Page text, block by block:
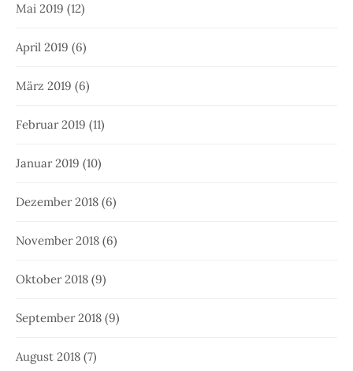
Mai 2019 (12)
April 2019 (6)
März 2019 (6)
Februar 2019 (11)
Januar 2019 (10)
Dezember 2018 (6)
November 2018 (6)
Oktober 2018 (9)
September 2018 (9)
August 2018 (7)